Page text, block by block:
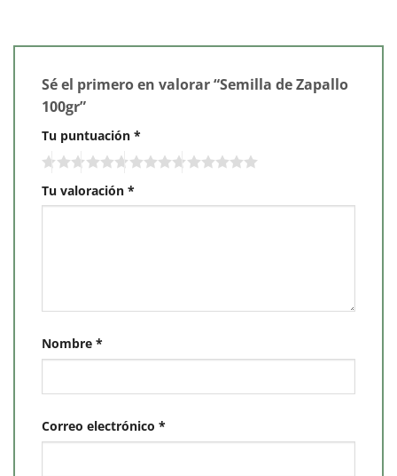
Sé el primero en valorar “Semilla de Zapallo
100gr”
Tu puntuación *
Tu valoración *
Nombre *
Correo electrónico *